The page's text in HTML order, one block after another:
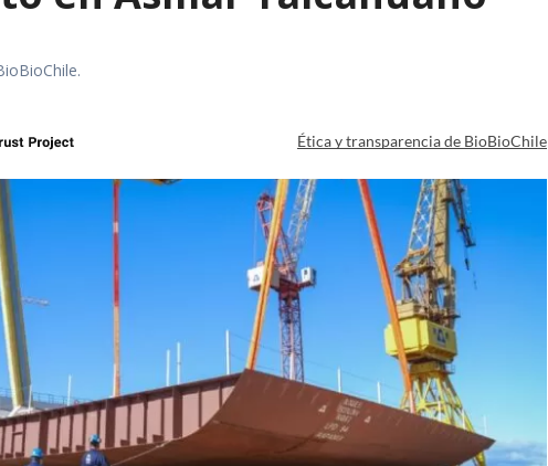
Ética y transparencia de BioBioChile